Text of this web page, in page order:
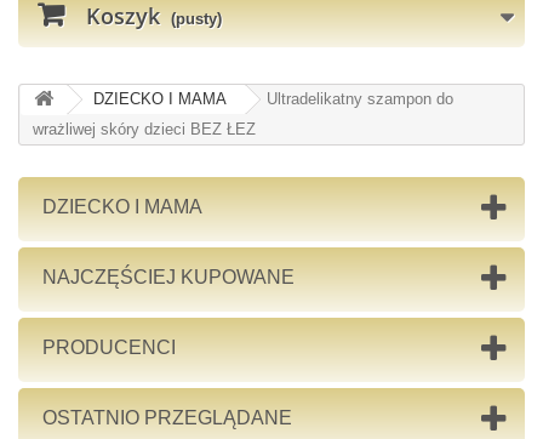
Koszyk (pusty)
DZIECKO I MAMA
Ultradelikatny szampon do
wrażliwej skóry dzieci BEZ ŁEZ
DZIECKO I MAMA
NAJCZĘŚCIEJ KUPOWANE
PRODUCENCI
OSTATNIO PRZEGLĄDANE